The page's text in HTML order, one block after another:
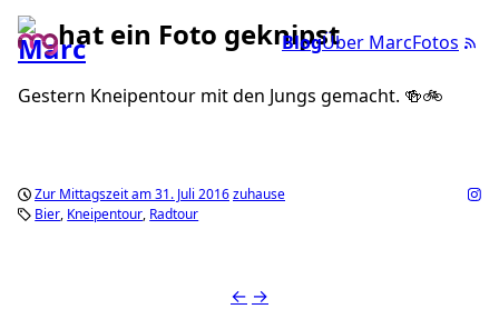
BlogÜber MarcFotos
hat ein Foto geknipst
Gestern Kneipentour mit den Jungs gemacht. 🍻🚲
Zur Mittagszeit am 31. Juli 2016zuhause
Bier Kneipentour Radtour
← →